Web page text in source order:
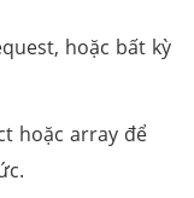
hoặc bất kỳ
hoặc array để